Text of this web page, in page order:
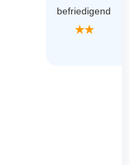
befriedigend
★★